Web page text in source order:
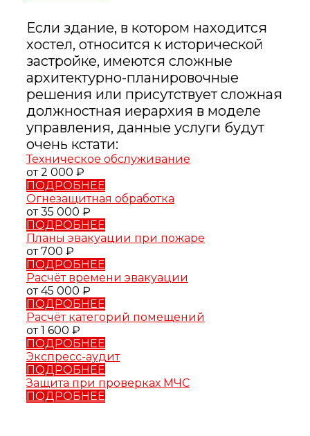
Если здание, в котором находится
хостел, относится к исторической
застройке, имеются сложные
архитектурно-планировочные
решения или присутствует сложная
должностная иерархия в моделе
управления, данные услуги будут
очень кстати:
Техническое обслуживание
от 2 000 ₽
ПОДРОБНЕЕ
Огнезащитная обработка
от 35 000 ₽
ПОДРОБНЕЕ
Планы эвакуации при пожаре
от 700 ₽
ПОДРОБНЕЕ
Расчёт времени эвакуации
от 45 000 ₽
ПОДРОБНЕЕ
Расчёт категорий помещений
от 1 600 ₽
ПОДРОБНЕЕ
Экспресс-аудит
ПОДРОБНЕЕ
Защита при проверках МЧС
ПОДРОБНЕЕ